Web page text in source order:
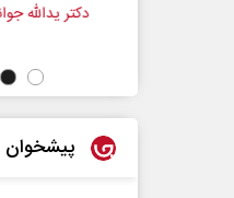
دکتر یدالله
پیشخوان